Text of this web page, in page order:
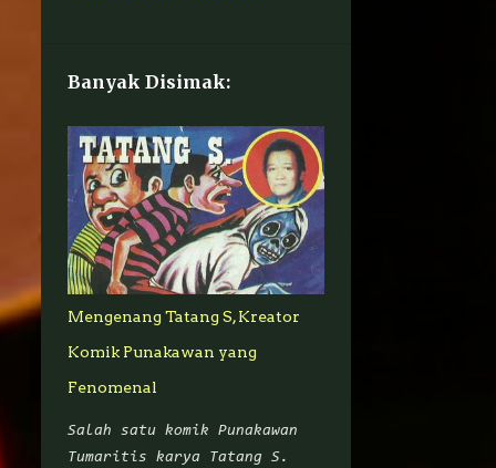
CIKALONG
FIGUR-PUBLIK AVENGERS
GADIS-API JEPANG
NI-PUTU-TRESNA
RANDAL-BUTAR-BUTAR
SUPERHERO-AMERIKA
ACTION-FIGURE BERITA
Banyak Disimak:
Mengenang Tatang S, Kreator
Komik Punakawan yang
Fenomenal
Salah satu komik Punakawan
Tumaritis karya Tatang S.